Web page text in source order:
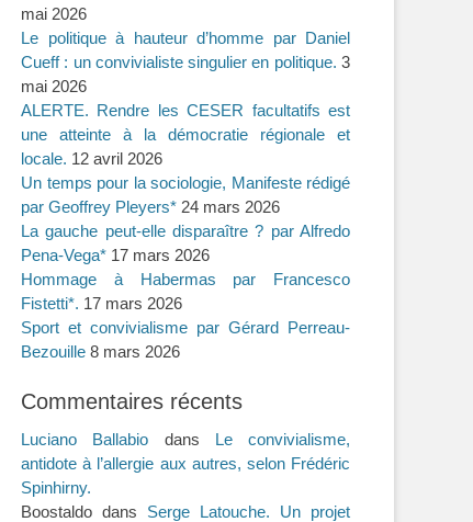
mai 2026
Le politique à hauteur d’homme par Daniel
Cueff : un convivialiste singulier en politique. 3
mai 2026
ALERTE. Rendre les CESER facultatifs est
une atteinte à la démocratie régionale et
locale. 12 avril 2026
Un temps pour la sociologie, Manifeste rédigé
par Geoffrey Pleyers* 24 mars 2026
La gauche peut-elle disparaître ? par Alfredo
Pena-Vega* 17 mars 2026
Hommage à Habermas par Francesco
Fistetti*. 17 mars 2026
Sport et convivialisme par Gérard Perreau-
Bezouille 8 mars 2026
Commentaires récents
Luciano Ballabio dans Le convivialisme,
antidote à l’allergie aux autres, selon Frédéric
Spinhirny.
Boostaldo dans Serge Latouche. Un projet